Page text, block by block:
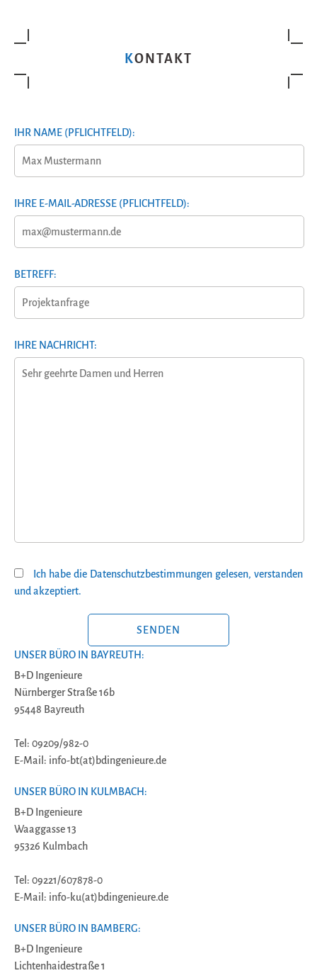
KONTAKT
IHR NAME (PFLICHTFELD):
IHRE E-MAIL-ADRESSE (PFLICHTFELD):
BETREFF:
IHRE NACHRICHT:
Ich habe die Datenschutzbestimmungen gelesen, verstanden
und akzeptiert.
UNSER BÜRO IN BAYREUTH:
B+D Ingenieure
Nürnberger Straße 16b
95448 Bayreuth
Tel: 09209/982-0
E-Mail: info-bt(at)bdingenieure.de
UNSER BÜRO IN KULMBACH:
B+D Ingenieure
Waaggasse 13
95326 Kulmbach
Tel: 09221/607878-0
E-Mail: info-ku(at)bdingenieure.de
UNSER BÜRO IN BAMBERG:
B+D Ingenieure
Lichtenhaidestraße 1